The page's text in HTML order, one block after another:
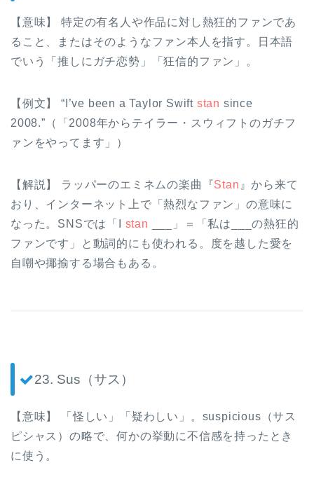
【意味】 特定の有名人や作品に対し熱狂的ファンであ
ること、またはそのようなファン本人を指す。日本語
でいう「推しにガチ恋勢」「狂信的ファン」。
【例文】 “I’ve been a Taylor Swift stan since
2008.”（「2008年からテイラー・スウィフトのガチフ
ァンをやってます」）
【解説】 ラッパーのエミネムの楽曲『Stan 』から来て
おり、インターネット上で「熱烈なファン」の意味に
なった。SNSでは「I stan
___」＝「私は___の熱狂的
ファンです」と動詞的にも使われる。度を越した愛を
自嘲や揶揄する場合もある。
23. Sus（サス）
【意味】 「怪しい」「疑わしい」。suspicious（サス
ピシャス）の略で、何かの挙動に不信感を持ったとき
に使う。